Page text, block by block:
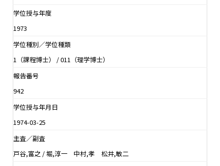
学位授与年度
1973
学位種別／学位種類
1（課程博士） / 011（理学博士）
報告番号
942
学位授与年月日
1974-03-25
主査／副査
戸谷,富之 / 堀,淳一 中村,孝 松井,敏二